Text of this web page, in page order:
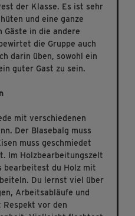
der Klasse. Es ist sehr
und eine ganze
Gäste in die andere
die Gruppe auch
darin üben, sowohl ein
guter Gast zu sein.
mit verschiedenen
Der Blasebalg muss
muss geschmiedet
Im Holzbearbeitungszelt
bearbeitest du Holz mit
Du lernst viel über
Arbeitsabläufe und
Respekt vor den